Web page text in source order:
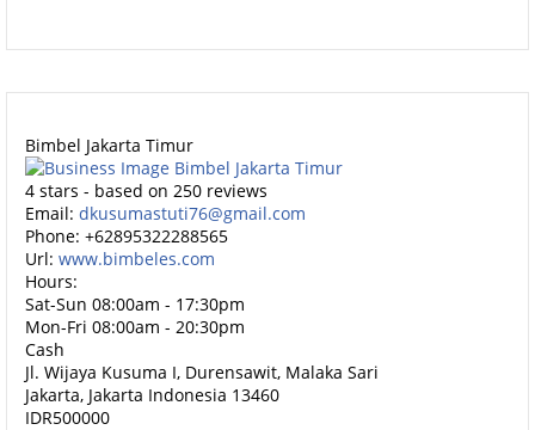
Bimbel Jakarta Timur
4 stars - based on 250 reviews
Email: dkusumastuti76@gmail.com
Phone: +62895322288565
Url: www.bimbeles.com
Hours:
Sat-Sun 08:00am - 17:30pm
Mon-Fri 08:00am - 20:30pm
Cash
Jl. Wijaya Kusuma I, Durensawit, Malaka Sari
Jakarta, Jakarta Indonesia 13460
IDR500000